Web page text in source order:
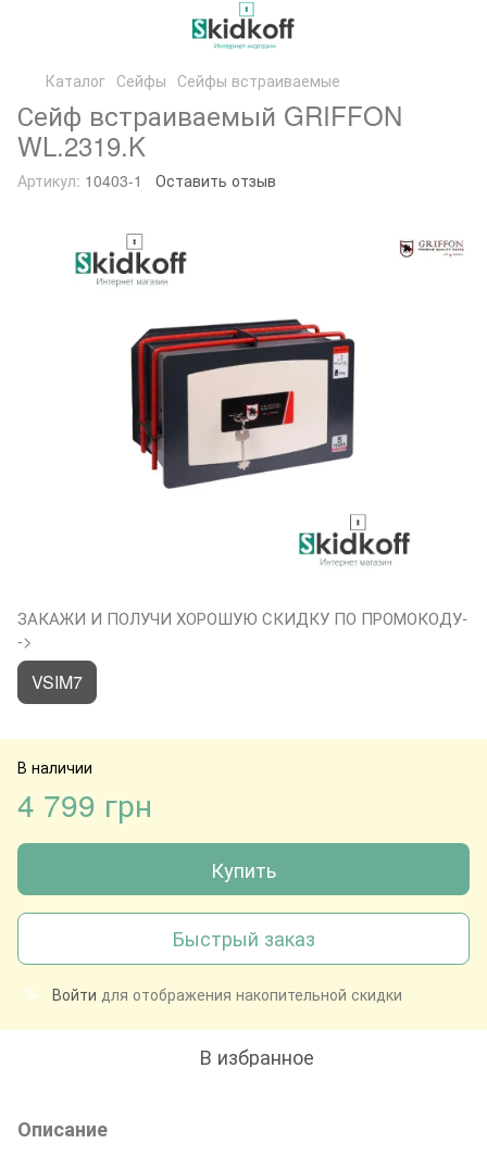
Каталог Сейфы Сейфы встраиваемые
Сейф встраиваемый GRIFFON
WL.2319.K
Артикул: 10403-1 Оставить отзыв
ЗАКАЖИ И ПОЛУЧИ ХОРОШУЮ СКИДКУ ПО ПРОМОКОДУ-
->
VSIM7
В наличии
4 799 грн
Купить
Быстрый заказ
% Войти для отображения накопительной скидки
В избранное
Описание